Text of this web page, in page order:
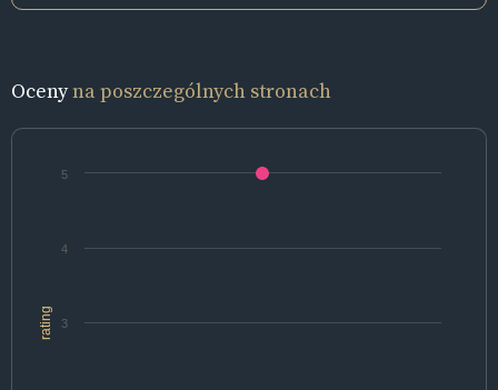
Ocenyna poszczególnych stronach
rating 3
4
5